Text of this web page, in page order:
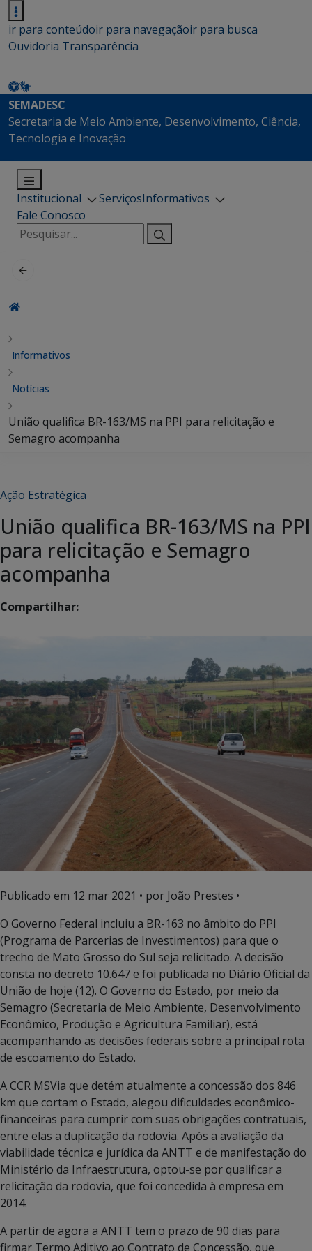
ir para conteúdoir para navegaçãoir para busca
Ouvidoria Transparência
SEMADESC
Secretaria de Meio Ambiente, Desenvolvimento, Ciência,
Tecnologia e Inovação
Institucional ServiçosInformativos
Fale Conosco
Pesquisar
por:
Informativos
Notícias
União qualifica BR-163/MS na PPI para relicitação e
Semagro acompanha
Ação Estratégica
União qualifica BR-163/MS na PPI
para relicitação e Semagro
acompanha
Compartilhar:
Publicado em 12 mar 2021 • por João Prestes •
O Governo Federal incluiu a BR-163 no âmbito do PPI
(Programa de Parcerias de Investimentos) para que o
trecho de Mato Grosso do Sul seja relicitado. A decisão
consta no decreto 10.647 e foi publicada no Diário Oficial da
União de hoje (12). O Governo do Estado, por meio da
Semagro (Secretaria de Meio Ambiente, Desenvolvimento
Econômico, Produção e Agricultura Familiar), está
acompanhando as decisões federais sobre a principal rota
de escoamento do Estado.
A CCR MSVia que detém atualmente a concessão dos 846
km que cortam o Estado, alegou dificuldades econômico-
financeiras para cumprir com suas obrigações contratuais,
entre elas a duplicação da rodovia. Após a avaliação da
viabilidade técnica e jurídica da ANTT e de manifestação do
Ministério da Infraestrutura, optou-se por qualificar a
relicitação da rodovia, que foi concedida à empresa em
2014.
A partir de agora a ANTT tem o prazo de 90 dias para
firmar Termo Aditivo ao Contrato de Concessão, que